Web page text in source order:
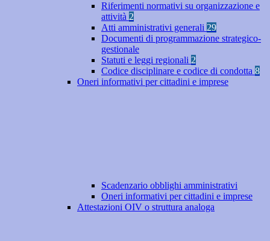
Riferimenti normativi su organizzazione e
attività 2
Atti amministrativi generali 29
Documenti di programmazione strategico-
gestionale
Statuti e leggi regionali 2
Codice disciplinare e codice di condotta 8
Oneri informativi per cittadini e imprese
Scadenzario obblighi amministrativi
Oneri informativi per cittadini e imprese
Attestazioni OIV o struttura analoga